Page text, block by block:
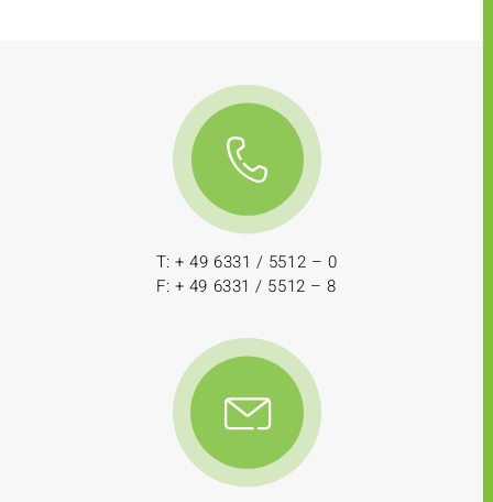
T: + 49 6331 / 5512 – 0
F: + 49 6331 / 5512 – 8